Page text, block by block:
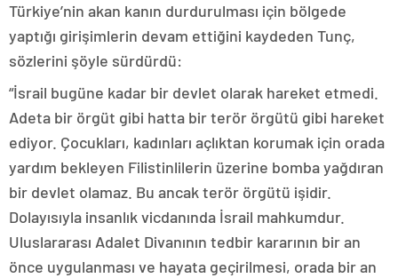
Türkiye’nin akan kanın durdurulması için bölgede
yaptığı girişimlerin devam ettiğini kaydeden Tunç,
sözlerini şöyle sürdürdü:
“İsrail bugüne kadar bir devlet olarak hareket etmedi.
Adeta bir örgüt gibi hatta bir terör örgütü gibi hareket
ediyor. Çocukları, kadınları açlıktan korumak için orada
yardım bekleyen Filistinlilerin üzerine bomba yağdıran
bir devlet olamaz. Bu ancak terör örgütü işidir.
Dolayısıyla insanlık vicdanında İsrail mahkumdur.
Uluslararası Adalet Divanının tedbir kararının bir an
önce uygulanması ve hayata geçirilmesi, orada bir an